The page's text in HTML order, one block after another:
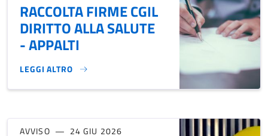
RACCOLTA FIRME CGIL
DIRITTO ALLA SALUTE
- APPALTI
LEGGI ALTRO
RACCOLTA FIRME CGIL DIRITTO ALLA SALUTE - APPALTI}
AVVISO 24 GIU 2026